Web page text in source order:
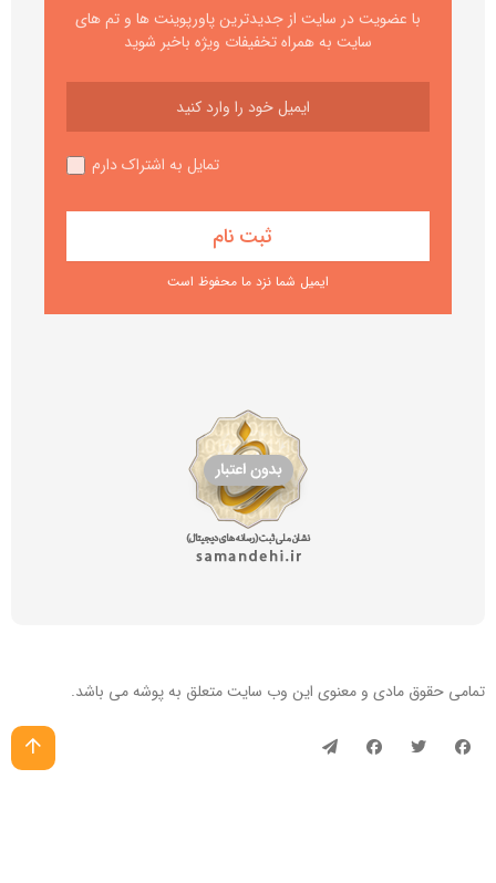
با عضویت در سایت از جدیدترین پاورپوینت ها و تم های
سایت به همراه تخفیفات ویژه باخبر شوید
تمایل به اشتراک دارم
ایمیل شما نزد ما محفوظ است
تمامی حقوق مادی و معنوی این وب سایتمتعلق به پوشه می باشد.